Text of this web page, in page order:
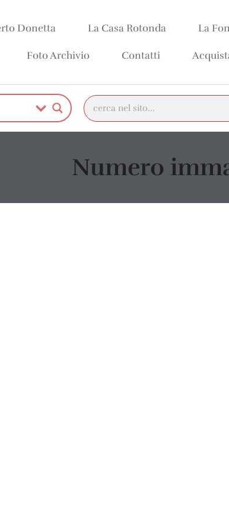
Donetta La Casa Rotonda La
Foto Archivio Contatti
Numero